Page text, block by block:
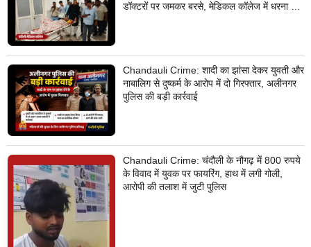
डॉक्टरों पर जमकर बरसे, मेडिकल कॉलेज में धरना देने
Chandauli Crime: शादी का झांसा देकर युवती और
नाबालिग से दुष्कर्म के आरोप में दो गिरफ्तार, अलीनगर
पुलिस की बड़ी कार्रवाई
Chandauli Crime: चंदौली के नौगढ़ में 800 रुपये
के विवाद में युवक पर फायरिंग, हाथ में लगी गोली,
आरोपी की तलाश में जुटी पुलिस